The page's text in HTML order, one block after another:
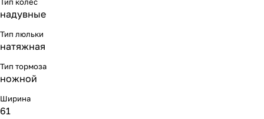
надувные
Тип люльки
натяжная
Тип тормоза
ножной
Ширина
61